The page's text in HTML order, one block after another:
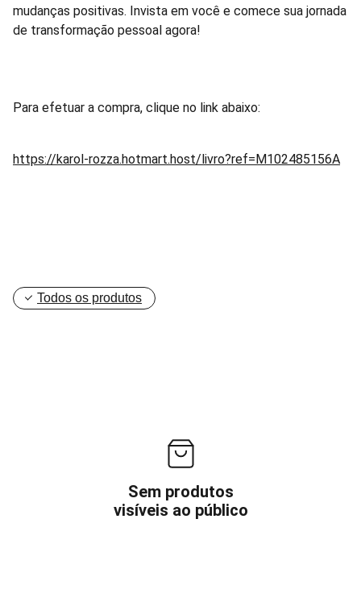
mudanças positivas. Invista em você e comece sua jornada
de transformação pessoal agora!
Para efetuar a compra, clique no link abaixo:
https://karol-rozza.hotmart.host/livro?ref=M102485156A
Todos os produtos
Sem produtos
visíveis ao público